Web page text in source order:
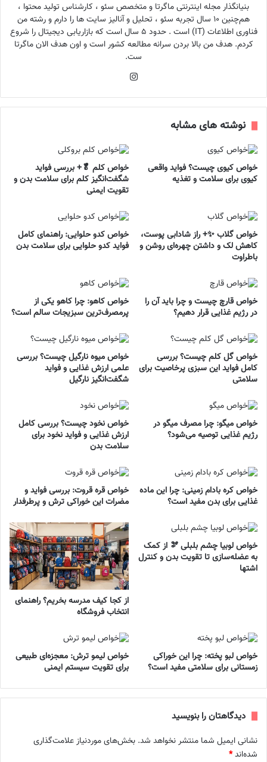
بنیانگذار مجله اینترنتی ماگرتا و متخصص سئو ، کارشناس تولید محتوا ،
هم‌چنین ۱۰ سال تجربه سئو ، تحلیل و آنالیز سایت ها را دارم و رشته من
فناوری اطلاعات (IT) است . حدود ۵ سال است که بازاریابی دیجیتال را شروع
کردم. هدف من بالا بردن سرانه مطالعه کشور است و اون هدف الان ماگرتا
ست.
نوشته های مشابه
خواص کیوی چیست؟ فواید واقعی
کیوی برای سلامت و تغذیه
خواص کلم 🥬+ بررسی فواید
شگفت‌انگیز کلم برای سلامت بدن و
تقویت ایمنی
خواص گلاب ✨+ راز شادابی پوست،
کاهش لک و داشتن چهره‌ای روشن و
باطراوت
خواص کدو حلوایی: راهنمای کامل
فواید کدو حلوایی برای سلامت بدن
خواص قارچ چیست و چرا باید آن را
در رژیم غذایی قرار دهیم؟
خواص کاهو: چرا کاهو یکی از
پرمصرف‌ترین سبزیجات سالم است؟
خواص گل کلم چیست؟ بررسی
کامل فواید این سبزی پرخاصیت برای
سلامتی
خواص میوه نارگیل چیست؟ بررسی
علمی ارزش غذایی و فواید
شگفت‌انگیز نارگیل
خواص میگو: چرا مصرف میگو در
رژیم غذایی توصیه می‌شود؟
خواص نخود چیست؟ بررسی کامل
ارزش غذایی و فواید نخود برای
سلامت بدن
خواص کره بادام زمینی: چرا این ماده
غذایی برای بدن مفید است؟
خواص قره قروت: بررسی فواید و
مضرات این خوراکی ترش و پرطرفدار
خواص لوبیا چشم بلبلی 🫘 از کمک
به عضله‌سازی تا تقویت بدن و کنترل
اشتها
از کجا کیف مدرسه بخریم؟ راهنمای
انتخاب فروشگاه
خواص لبو پخته: چرا این خوراکی
زمستانی برای سلامتی مفید است؟
خواص لیمو ترش: معجزه‌ای طبیعی
برای تقویت سیستم ایمنی
دیدگاهتان را بنویسید
نشانی ایمیل شما منتشر نخواهد شد. بخش‌های موردنیاز علامت‌گذاری
شده‌اند*